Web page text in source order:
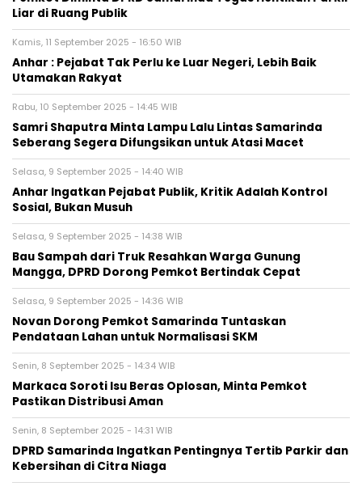
Liar di Ruang Publik
Kamis, 11 September 2025 - 16:50 WIB
Anhar : Pejabat Tak Perlu ke Luar Negeri, Lebih Baik
Utamakan Rakyat
Rabu, 10 September 2025 - 14:45 WIB
Samri Shaputra Minta Lampu Lalu Lintas Samarinda
Seberang Segera Difungsikan untuk Atasi Macet
Selasa, 9 September 2025 - 14:40 WIB
Anhar Ingatkan Pejabat Publik, Kritik Adalah Kontrol
Sosial, Bukan Musuh
Selasa, 9 September 2025 - 14:38 WIB
Bau Sampah dari Truk Resahkan Warga Gunung
Mangga, DPRD Dorong Pemkot Bertindak Cepat
Selasa, 9 September 2025 - 14:36 WIB
Novan Dorong Pemkot Samarinda Tuntaskan
Pendataan Lahan untuk Normalisasi SKM
Senin, 8 September 2025 - 14:34 WIB
Markaca Soroti Isu Beras Oplosan, Minta Pemkot
Pastikan Distribusi Aman
Senin, 8 September 2025 - 14:31 WIB
DPRD Samarinda Ingatkan Pentingnya Tertib Parkir dan
Kebersihan di Citra Niaga